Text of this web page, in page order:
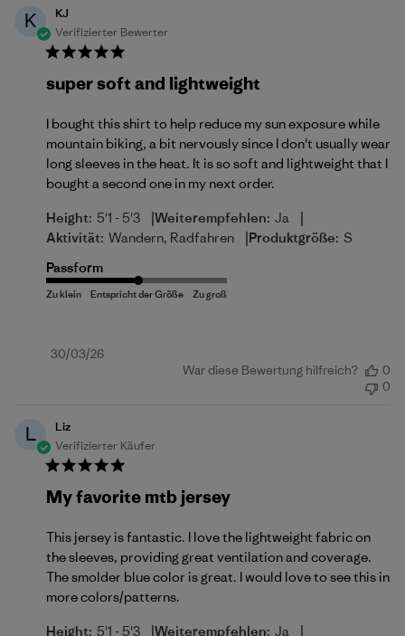
K
KJ
Verifizierter Bewerter
super soft and lightweight
I bought this shirt to help reduce my sun exposure while
mountain biking, a bit nervously since I don't usually wear
long sleeves in the heat. It is so soft and lightweight that I
bought a second one in my next order.
Height: 5'1 - 5'3 |Weiterempfehlen: Ja |
Aktivität: Wandern, Radfahren |Produktgröße: S
Passform
Veröffentlichungsdatum
30/03/26
War diese Bewertung hilfreich?
0
0
L
Liz
Verifizierter Käufer
My favorite mtb jersey
This jersey is fantastic. I love the lightweight fabric on
the sleeves, providing great ventilation and coverage.
The smolder blue color is great. I would love to see this in
more colors/patterns.
Height: 5'1 - 5'3 |Weiterempfehlen: Ja |